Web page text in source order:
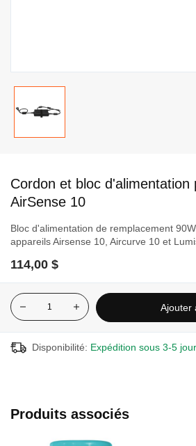
début
de
Galerie
d’images
Cordon et bloc d'alimentation
AirSense 10
Bloc d'alimentation de remplacement
appareils Airsense 10, Aircurve 10 et
114,00 $
Ajouter
Disponibilité: Expédition sous 3-5
Produits associés